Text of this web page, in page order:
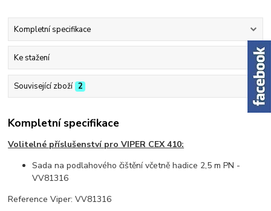
Kompletní specifikace
Ke stažení
Související zboží 2
Kompletní specifikace
Volitelné příslušenství pro VIPER CEX 410:
Sada na podlahového čištění včetně hadice 2,5 m PN -
VV81316
Reference Viper: VV81316